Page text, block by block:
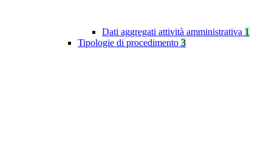
Dati aggregati attività amministrativa 1
Tipologie di procedimento 3